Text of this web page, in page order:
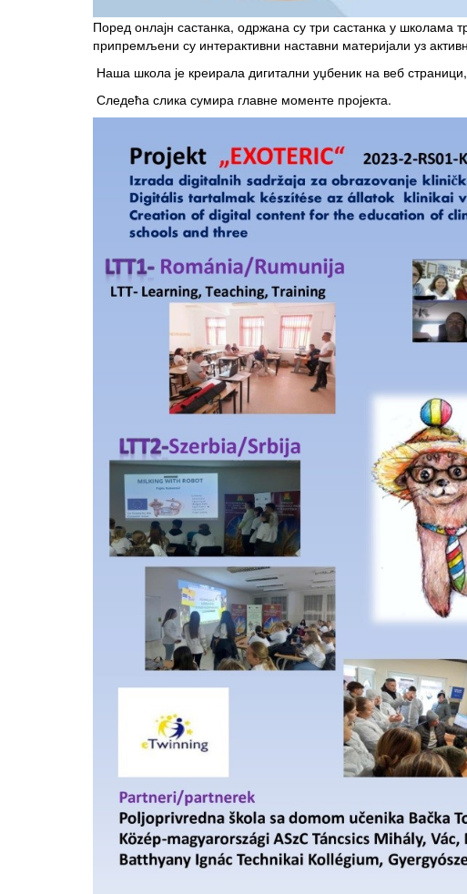
Поред онлајн састанка, одржана су три састанка у школама
припремљени су интерактивни наставни материјали уз
Наша школа је креирала дигитални уџбеник на веб
Следећа слика сумира главне моменте пројекта.